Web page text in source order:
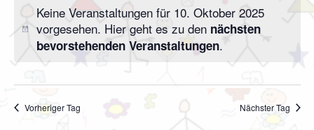
und
Ansichten,
wählen.Keine Veranstaltungen für 10. Oktober 2025
vorgesehen. Hier geht es zu den nächsten
bevorstehenden Veranstaltungen.
Vorheriger Tag Nächster Tag